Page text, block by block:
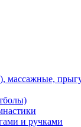
массажные,
и ручками